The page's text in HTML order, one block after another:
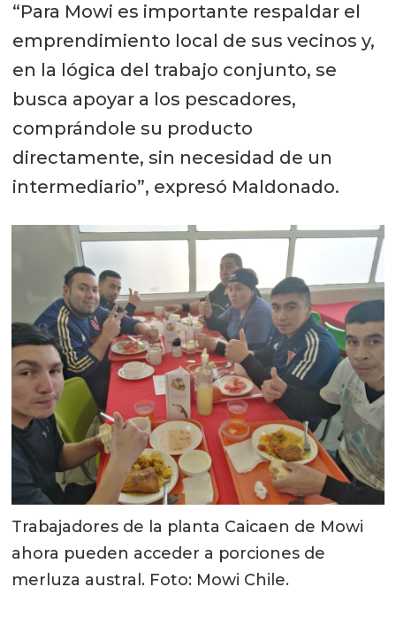
“Para Mowi es importante respaldar el
emprendimiento local de sus vecinos y,
en la lógica del trabajo conjunto, se
busca apoyar a los pescadores,
comprándole su producto
directamente, sin necesidad de un
intermediario”, expresó Maldonado.
Trabajadores de la planta Caicaen de Mowi
ahora pueden acceder a porciones de
merluza austral. Foto: Mowi Chile.